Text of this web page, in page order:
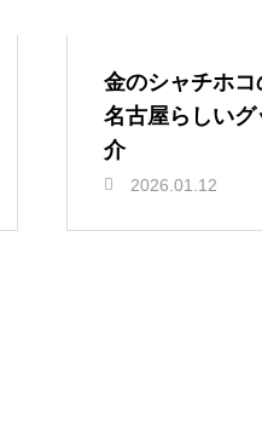
金のシャチホコ
名古屋らしい
介
2026.01.12